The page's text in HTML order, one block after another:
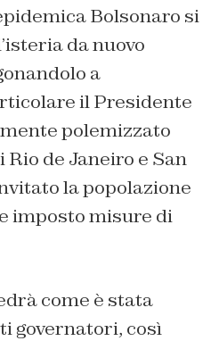
Bolsonaro si
da nuovo
a
il Presidente
polemizzato
de Janeiro e San
la popolazione
imposto misure di
come è stata
governatori, così